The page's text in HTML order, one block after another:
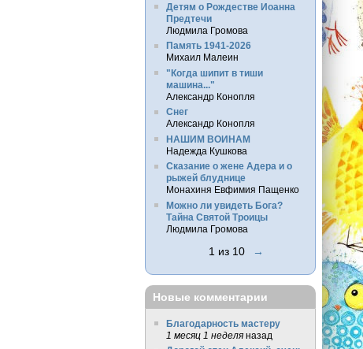
Детям о Рождестве Иоанна
Предтечи
Людмила Громова
Память 1941-2026
Михаил Малеин
"Когда шипит в тиши
машина..."
Александр Конопля
Снег
Александр Конопля
НАШИМ ВОИНАМ
Надежда Кушкова
Сказание о жене Адера и о
рыжей блуднице
Монахиня Евфимия Пащенко
Можно ли увидеть Бога?
Тайна Святой Троицы
Людмила Громова
1 из 10 →
Новые комментарии
Благодарность мастеру
1 месяц 1 неделяназад